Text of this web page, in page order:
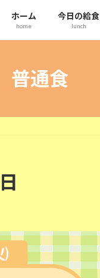
ホーム
home
今日の給食
lunch
普通食